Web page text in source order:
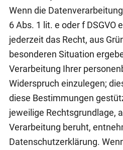
Wenn die
6 Abs. 1 lit. e oder f DSGVO
jederzeit das Recht, aus
besonderen Situation
Verarbeitung Ihrer
Widerspruch einzulegen;
diese Bestimmungen
jeweilige Rechtsgrundlage,
Verarbeitung beruht,
Datenschutzerklärung.